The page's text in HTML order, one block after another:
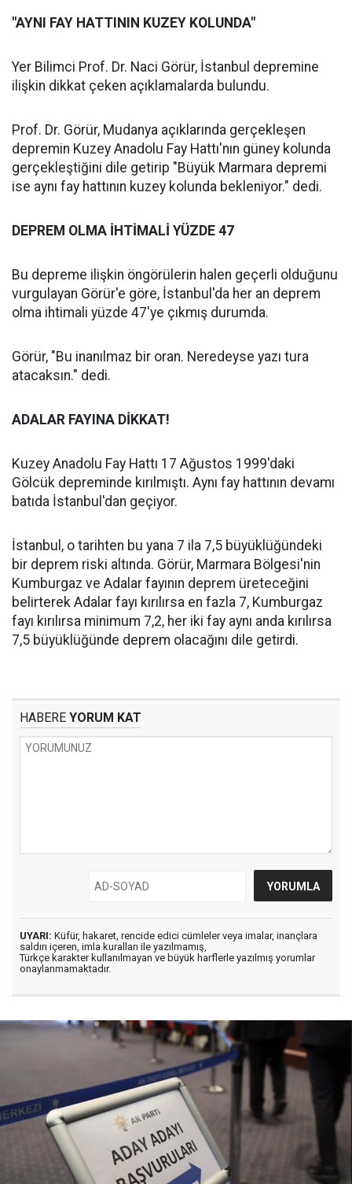
"AYNI FAY HATTININ KUZEY KOLUNDA"
Yer Bilimci Prof. Dr. Naci Görür, İstanbul depremine
ilişkin dikkat çeken açıklamalarda bulundu.
Prof. Dr. Görür, Mudanya açıklarında gerçekleşen
depremin Kuzey Anadolu Fay Hattı'nın güney kolunda
gerçekleştiğini dile getirip "Büyük Marmara depremi
ise aynı fay hattının kuzey kolunda bekleniyor." dedi.
DEPREM OLMA İHTİMALİ YÜZDE 47
Bu depreme ilişkin öngörülerin halen geçerli olduğunu
vurgulayan Görür'e göre, İstanbul'da her an deprem
olma ihtimali yüzde 47'ye çıkmış durumda.
Görür, "Bu inanılmaz bir oran. Neredeyse yazı tura
atacaksın." dedi.
ADALAR FAYINA DİKKAT!
Kuzey Anadolu Fay Hattı 17 Ağustos 1999'daki
Gölcük depreminde kırılmıştı. Aynı fay hattının devamı
batıda İstanbul'dan geçiyor.
İstanbul, o tarihten bu yana 7 ila 7,5 büyüklüğündeki
bir deprem riski altında. Görür, Marmara Bölgesi'nin
Kumburgaz ve Adalar fayının deprem üreteceğini
belirterek Adalar fayı kırılırsa en fazla 7, Kumburgaz
fayı kırılırsa minimum 7,2, her iki fay aynı anda kırılırsa
7,5 büyüklüğünde deprem olacağını dile getirdi.
HABERE YORUM KAT
UYARI: Küfür, hakaret, rencide edici cümleler veya imalar, inançlara
saldırı içeren, imla kuralları ile yazılmamış,
Türkçe karakter kullanılmayan ve büyük harflerle yazılmış yorumlar
onaylanmamaktadır.